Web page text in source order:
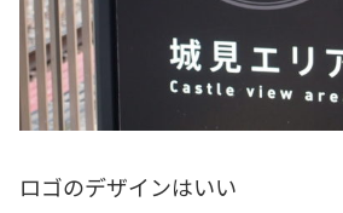
ロゴのデザインはいい